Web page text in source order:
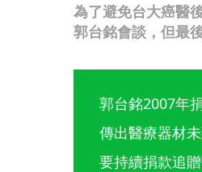
為了避免台大癌醫
郭台銘會談，但最
郭台銘2007年
傳出醫療器材
要持續捐款追